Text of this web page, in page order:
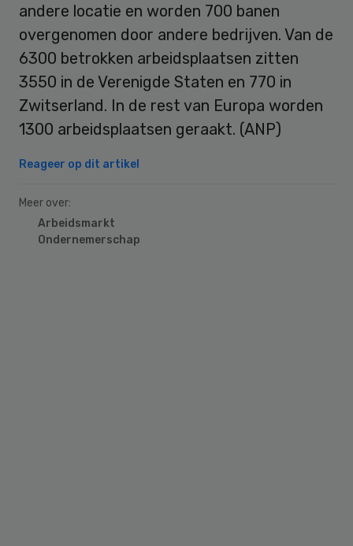
andere locatie en worden 700 banen
overgenomen door andere bedrijven. Van de
6300 betrokken arbeidsplaatsen zitten
3550 in de Verenigde Staten en 770 in
Zwitserland. In de rest van Europa worden
1300 arbeidsplaatsen geraakt. (ANP)
Reageer op dit artikel
Meer over:
Arbeidsmarkt
Ondernemerschap